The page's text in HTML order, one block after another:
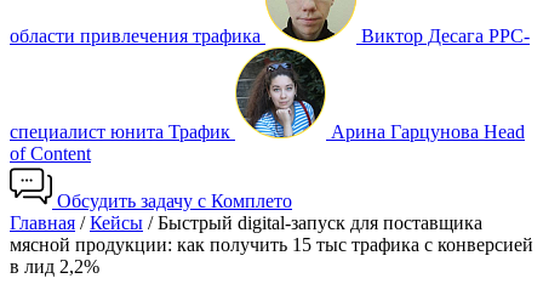
области привлечения трафика Виктор Десага PPC-
специалист юнита Трафик Арина Гарцунова Head
of Content
Обсудить задачу с Комплето
Главная / Кейсы / Быстрый digital-запуск для поставщика
мясной продукции: как получить 15 тыс трафика с конверсией
в лид 2,2%